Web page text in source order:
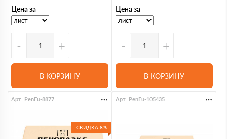
Цена за
- +
В КОРЗИНУ
Цена за
- +
В КОРЗИНУ
СКИДКА 8%
Арт. PenFu-8877 Арт. PenFu-105435